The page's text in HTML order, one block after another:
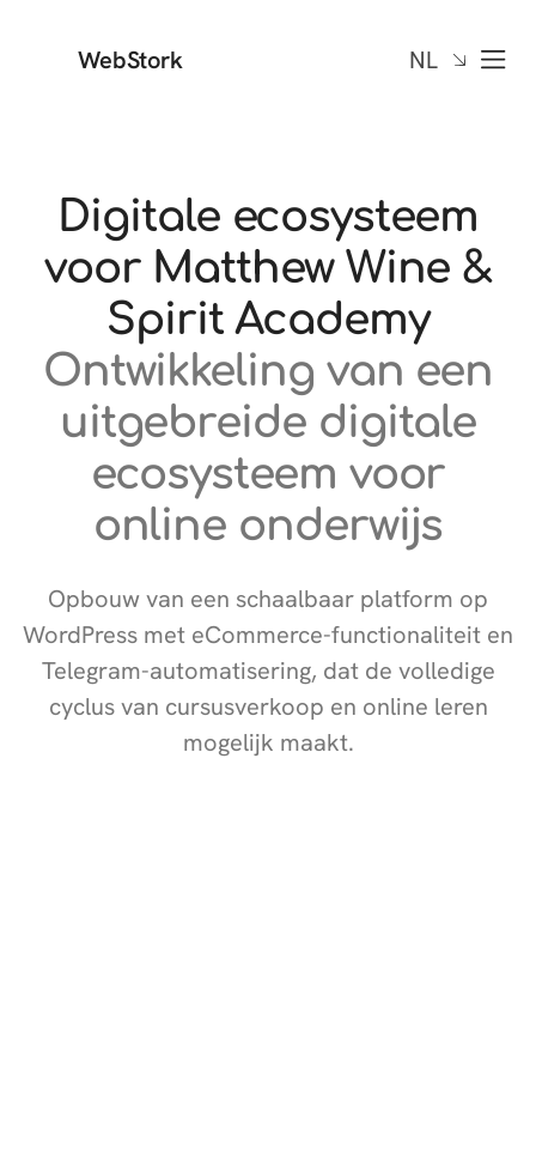
WebStork NL
Digitale ecosysteem
voor Matthew Wine &
Spirit Academy
Ontwikkeling van een
uitgebreide digitale
ecosysteem voor
online onderwijs
Opbouw van een schaalbaar platform op
WordPress met eCommerce-functionaliteit en
Telegram-automatisering, dat de volledige
cyclus van cursusverkoop en online leren
mogelijk maakt.